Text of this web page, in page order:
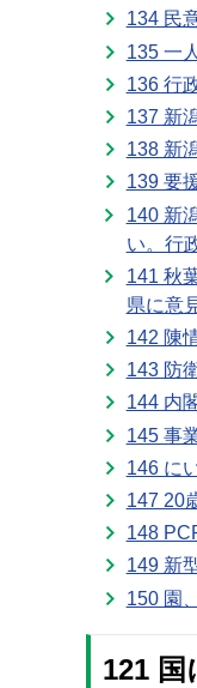
134 民
135 一
136 行
137 新
138 新
139 要
140 新
い。行
141 秋
県に意
142 陳
143 防
144 内
145 事
146 に
147 20
148
149 新
150 園
121 国